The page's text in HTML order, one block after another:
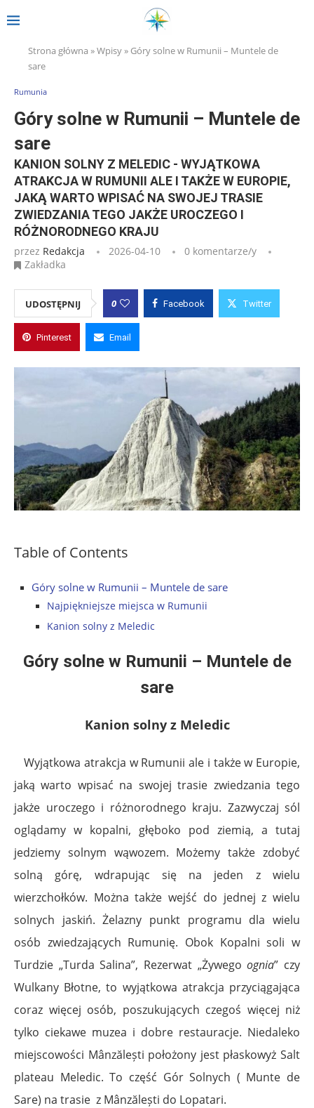
Strona główna »Wpisy» Góry solne w Rumunii – Muntele de
sare
Rumunia
Góry solne w Rumunii – Muntele de
sare
KANION SOLNY Z MELEDIC - WYJĄTKOWA
ATRAKCJA W RUMUNII ALE I TAKŻE W EUROPIE,
JAKĄ WARTO WPISAĆ NA SWOJEJ TRASIE
ZWIEDZANIA TEGO JAKŻE UROCZEGO I
RÓŻNORODNEGO KRAJU
przez Redakcja 2026-04-10
0 komentarze/y
Zakładka
UDOSTĘPNIJ 0 Facebook Twitter
Pinterest Email
Table of Contents
Góry solne w Rumunii – Muntele de sare
Najpiękniejsze miejsca w Rumunii
Kanion solny z Meledic
Góry solne w Rumunii – Muntele de
sare
Kanion solny z Meledic
Wyjątkowa atrakcja w Rumunii ale i także w Europie,
jaką warto wpisać na swojej trasie zwiedzania tego
jakże uroczego i różnorodnego kraju. Zazwyczaj sól
oglądamy w kopalni, głęboko pod ziemią, a tutaj
jedziemy solnym wąwozem. Możemy także zdobyć
solną górę, wdrapując się na jeden z wielu
wierzchołków. Można także wejść do jednej z wielu
solnych jaskiń. Żelazny punkt programu dla wielu
osób zwiedzających Rumunię. Obok Kopalni soli w
Turdzie „Turda Salina”, Rezerwat „Żywegoognia” czy
Wulkany Błotne, to wyjątkowa atrakcja przyciągająca
coraz więcej osób, poszukujących czegoś więcej niż
tylko ciekawe muzea i dobre restauracje. Niedaleko
miejscowości Mânzălești położony jest płaskowyż Salt
plateau Meledic. To część Gór Solnych ( Munte de
Sare) na trasie z Mânzălești do Lopatari.